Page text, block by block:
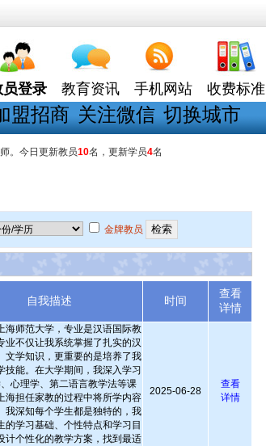
员登录 教育资讯 手机网站 收费标准
盟招商 关注微信 切换城市
。今日更新教员10名，更新学员4名
金牌教员
自我描述 时间
查看
详情
海师范大学，专业是汉语国际教
业不仅让我系统掌握了扎实的汉
文学知识，更重要的是培养了我
技能。在大学期间，我深入学习
心理学、第二语言教学法等课
海担任家教的过程中将所学内容
我深知每个学生都是独特的，我
的学习基础、个性特点和学习目
计个性化的教学方案，找到最适
2025-06-28
查看
详情